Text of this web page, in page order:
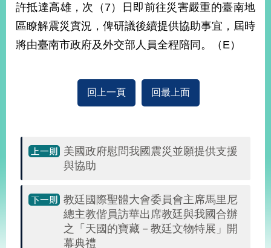
新
中
心
國
區
許抵達高雄，次（7）日即前往災害嚴重的臺南地
區瞭解震災實況，俾研議後續提供協助事宜，屆時
將由臺南市政府及外交部人員全程陪同。（E）
回上一頁 回最上面
美國政府慰問我國震災並願提供支援
與協助
教廷國際聖體大會委員會主席馬里尼
總主教偕員訪華出席教廷與我國合辦
之「天國的寶藏－教廷文物特展」開
幕典禮